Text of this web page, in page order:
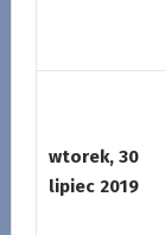
wtorek, 30
lipiec 2019